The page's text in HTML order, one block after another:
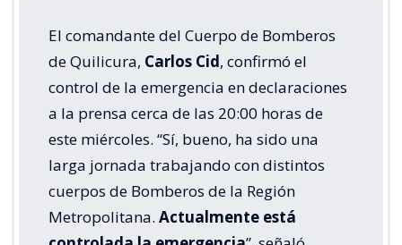
El comandante del Cuerpo de Bomberos
de Quilicura, Carlos Cid, confirmó el
control de la emergencia en declaraciones
a la prensa cerca de las 20:00 horas de
este miércoles. “Sí, bueno, ha sido una
larga jornada trabajando con distintos
cuerpos de Bomberos de la Región
Metropolitana. Actualmente está